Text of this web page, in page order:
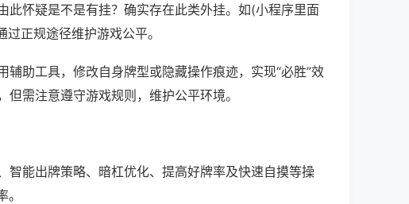
此怀疑是不是有挂？确实存在此类外挂。如(小程序里面
正规途径维护游戏公平。
辅助工具，修改自身牌型或隐藏操作痕迹，实现“必胜”效
需注意遵守游戏规则，维护公平环境。
智能出牌策略、暗杠优化、提高好牌率及快速自摸等操